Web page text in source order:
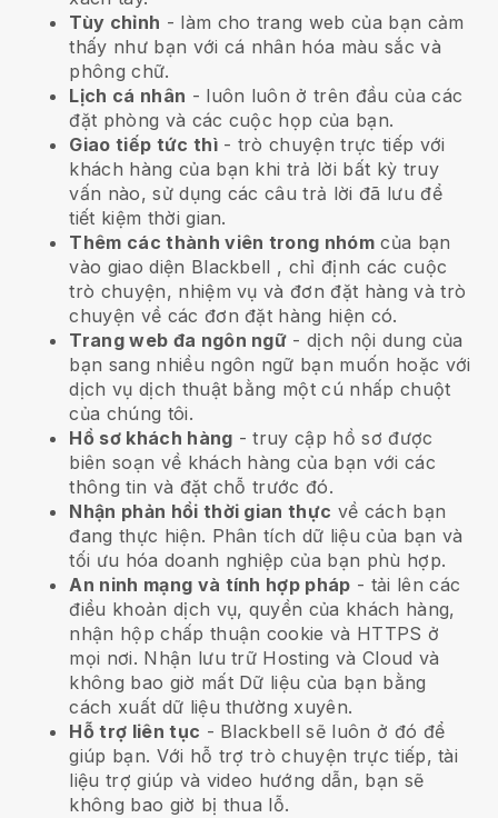
Tùy chỉnh - làm cho trang web của bạn cảm
thấy như bạn với cá nhân hóa màu sắc và
phông chữ.
Lịch cá nhân - luôn luôn ở trên đầu của các
đặt phòng và các cuộc họp của bạn.
Giao tiếp tức thì- trò chuyện trực tiếp với
khách hàng của bạn khi trả lời bất kỳ truy
vấn nào, sử dụng các câu trả lời đã lưu để
tiết kiệm thời gian.
Thêm các thành viên trong nhóm của bạn
vào giao diện Blackbell , chỉ định các cuộc
trò chuyện, nhiệm vụ và đơn đặt hàng và trò
chuyện về các đơn đặt hàng hiện có.
Trang web đa ngôn ngữ - dịch nội dung của
bạn sang nhiều ngôn ngữ bạn muốn hoặc với
dịch vụ dịch thuật bằng một cú nhấp chuột
của chúng tôi.
Hồ sơ khách hàng - truy cập hồ sơ được
biên soạn về khách hàng của bạn với các
thông tin và đặt chỗ trước đó.
Nhận phản hồi thời gian thực về cách bạn
đang thực hiện. Phân tích dữ liệu của bạn và
tối ưu hóa doanh nghiệp của bạn phù hợp.
An ninh mạng và tính hợp pháp - tải lên các
điều khoản dịch vụ, quyền của khách hàng,
nhận hộp chấp thuận cookie và HTTPS ở
mọi nơi. Nhận lưu trữ Hosting và Cloud và
không bao giờ mất Dữ liệu của bạn bằng
cách xuất dữ liệu thường xuyên.
Hỗ trợ liên tục - Blackbell sẽ luôn ở đó để
giúp bạn. Với hỗ trợ trò chuyện trực tiếp, tài
liệu trợ giúp và video hướng dẫn, bạn sẽ
không bao giờ bị thua lỗ.